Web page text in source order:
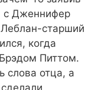
с Дженнифер
старший
когда
Питтом.
слова отца, а